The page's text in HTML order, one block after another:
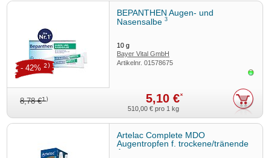
BEPANTHEN Augen- und
Nasensalbe3
10g
Bayer Vital GmbH
Artikelnr.01578675
8,78 €1) 5,10 €*
- 42% 2)
510,00 € pro 1 kg
Artelac Complete MDO
Augentropfen f. trockene/tränende
Augen